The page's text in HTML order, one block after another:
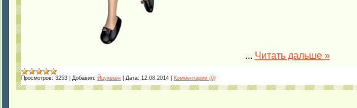
... Читать дальше »
Просмотров: 3253 Добавил: Йцукекен Дата: 12.08.2014 Комментарии (0)